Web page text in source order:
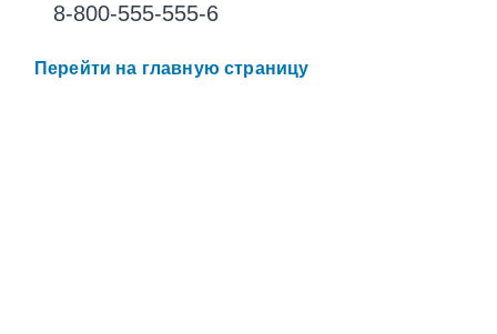
8-800-555-555-6
Перейти на главную страницу